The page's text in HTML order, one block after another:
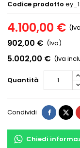
Codice prodotto
4.100,00 €
902,00 € (Iva)
5.002,00 € (Iva
Quantità
Condividi
Chiedi